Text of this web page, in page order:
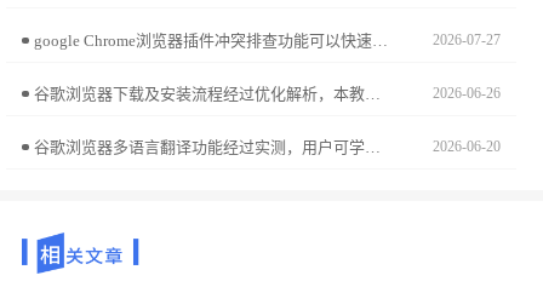
google Chrome浏览器插件冲突排查功能可以快速发现并解决扩展冲突问题，保障浏览器和插件的稳定运行，提高使用效率和安全性。 2026-07-27
谷歌浏览器下载及安装流程经过优化解析，本教程分享实用方法，帮助用户快速完成安装，提高浏览器使用效率。 2026-06-26
谷歌浏览器多语言翻译功能经过实测，用户可学习操作教程提高翻译效率，实现顺畅跨语言浏览。 2026-06-20